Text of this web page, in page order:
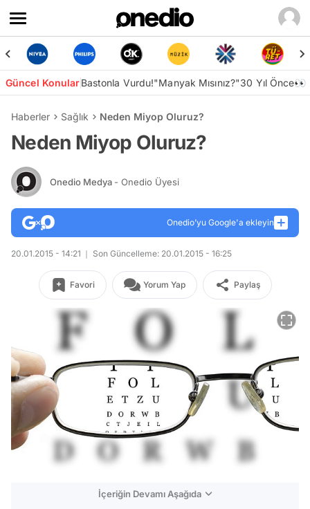
Güncel KonularBastonla Vurdu!"Manyak Mısınız?"30 Yıl Önce👀
Haberler Sağlık Neden Miyop Oluruz?
Neden Miyop Oluruz?
Onedio Medya - Onedio Üyesi
Onedio’yu Google'a ekleyin
20.01.2015 - 14:21 Son Güncelleme: 20.01.2015 - 16:25
Favori Yorum Yap Paylaş
İçeriğin Devamı Aşağıda